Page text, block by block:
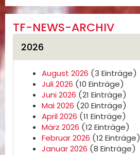
TF-NEWS-ARCHIV
2026
August 2026 (3 Einträge)
Juli 2026 (10 Einträge)
Juni 2026 (21 Einträge)
Mai 2026 (20 Einträge)
April 2026 (11 Einträge)
März 2026 (12 Einträge)
Februar 2026 (12 Einträge)
Januar 2026 (8 Einträge)